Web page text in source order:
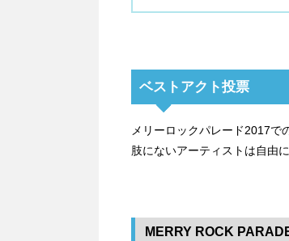
ベストアクト投票
メリーロックパレード2017で
肢にないアーティストは自由
MERRY ROCK